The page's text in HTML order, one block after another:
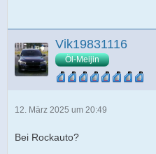
Vik19831116
Öl-Meijin
12. März 2025 um 20:49
Bei Rockauto?